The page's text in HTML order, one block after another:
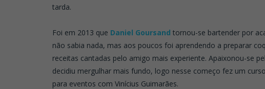
tarda.
Foi em 2013 que Daniel Goursand tornou-se bartender por
não sabia nada, mas aos poucos foi aprendendo a preparar
receitas cantadas pelo amigo mais experiente. Apaixonou-se
decidiu mergulhar mais fundo, logo nesse começo fez um
para eventos com Vinícius Guimarães.